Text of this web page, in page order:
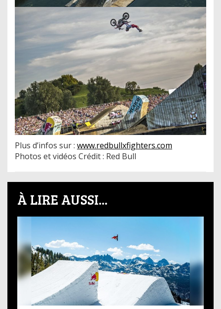
Plus d’infos sur : www.redbullxfighters.com
​Photos et vidéos Crédit : Red Bull
À LIRE AUSSI...